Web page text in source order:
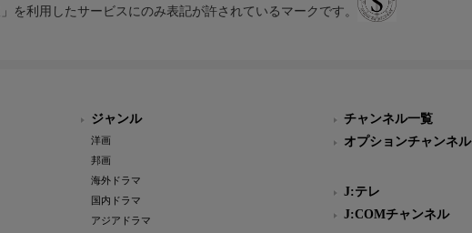
」を利用したサービスにのみ表記が許されているマークです。
ジャンル
洋画
邦画
海外ドラマ
国内ドラマ
アジアドラマ
チャンネル一覧
オプションチャンネル
J:テレ
J:COMチャンネル